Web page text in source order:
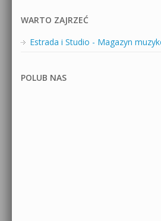
WARTO ZAJRZEĆ
Estrada i Studio - Magazyn
POLUB NAS